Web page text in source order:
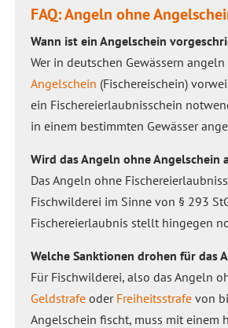
FAQ: Angeln ohne
Wann ist ein Angelschein
Wer in deutschen Gewässern
Angelschein (Fischereischein)
ein Fischereierlaubnisschein
in einem bestimmten Gewässer
Wird das Angeln ohne Angelschein
Das Angeln ohne
Fischwilderei im Sinne von § 293
Fischereierlaubnis stellt hingegen
Welche Sanktionen drohen für das
Für Fischwilderei, also das Angeln
Geldstrafeoder Freiheitsstrafevon
Angelschein fischt, muss mit einem